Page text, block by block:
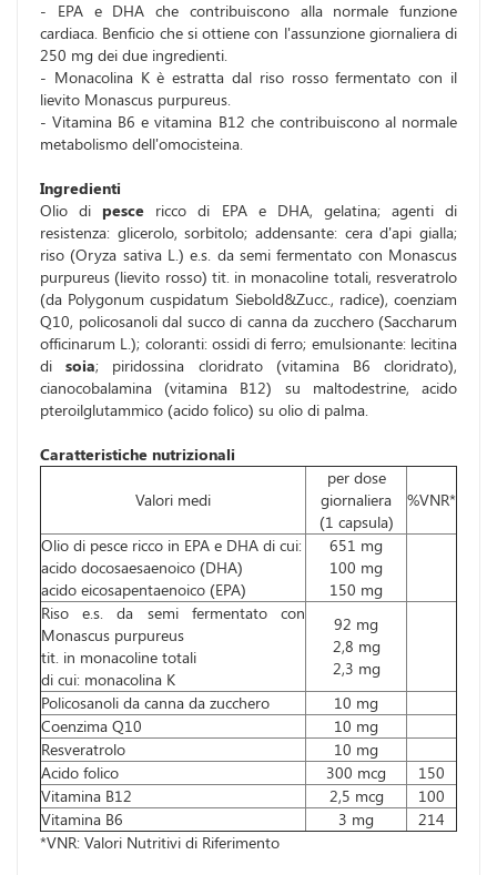
- EPA e DHA che contribuiscono alla normale funzione
cardiaca. Benficio che si ottiene con l'assunzione giornaliera di
250 mg dei due ingredienti.
- Monacolina K è estratta dal riso rosso fermentato con il
lievito Monascus purpureus.
- Vitamina B6 e vitamina B12 che contribuiscono al normale
metabolismo dell'omocisteina.
Ingredienti
Olio di pesce ricco di EPA e DHA, gelatina; agenti di
resistenza: glicerolo, sorbitolo; addensante: cera d'api gialla;
riso (Oryza sativa L.) e.s. da semi fermentato con Monascus
purpureus (lievito rosso) tit. in monacoline totali, resveratrolo
(da Polygonum cuspidatum Siebold&Zucc., radice), coenziam
Q10, policosanoli dal succo di canna da zucchero (Saccharum
officinarum L.); coloranti: ossidi di ferro; emulsionante: lecitina
disoia; piridossina cloridrato (vitamina B6 cloridrato),
cianocobalamina (vitamina B12) su maltodestrine, acido
pteroilglutammico (acido folico) su olio di palma.
Caratteristiche nutrizionali
Valori medi
per dose
giornaliera
(1 capsula)
%VNR*
Olio di pesce ricco in EPA e DHA di cui:
acido docosaesaenoico (DHA)
acido eicosapentaenoico (EPA)
651 mg
100 mg
150 mg
Riso e.s. da semi fermentato con
Monascus purpureus
tit. in monacoline totali
di cui: monacolina K
92 mg
2,8 mg
2,3 mg
Policosanoli da canna da zucchero
10 mg
Coenzima Q10
10 mg
Resveratrolo
10 mg
Acido folico
300 mcg
150
Vitamina B12
2,5 mcg
100
Vitamina B6
3 mg
214
*VNR: Valori Nutritivi di Riferimento